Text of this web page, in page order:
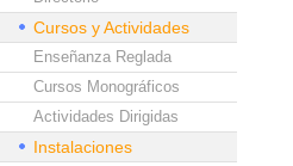
Cursos y Actividades
Enseñanza Reglada
Cursos Monográficos
Actividades Dirigidas
Instalaciones